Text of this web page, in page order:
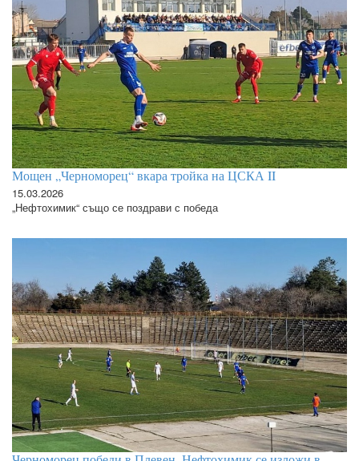
Мощен „Черноморец“ вкара тройка на ЦСКА II
15.03.2026
„Нефтохимик“ също се поздрави с победа